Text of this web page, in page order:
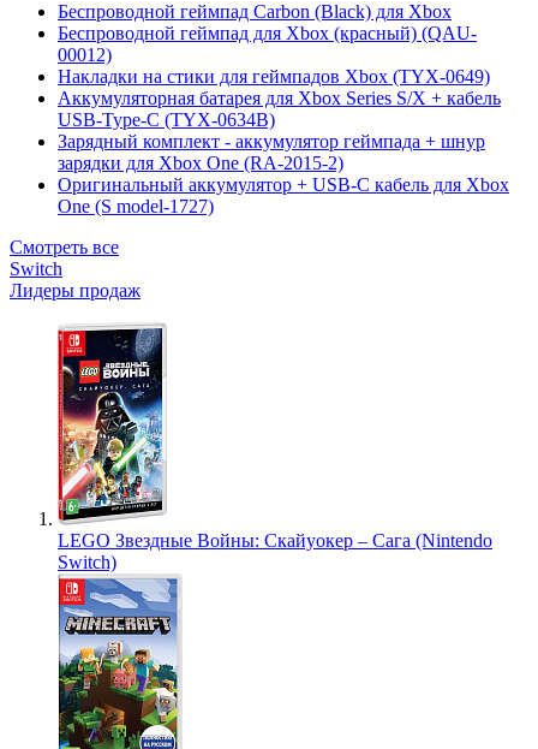
Беспроводной геймпад Carbon (Black) для Xbox
Беспроводной геймпад для Xbox (красный) (QAU-
00012)
Накладки на стики для геймпадов Xbox (TYX-0649)
Аккумуляторная батарея для Xbox Series S/X + кабель
USB-Type-C (TYX-0634B)
Зарядный комплект - аккумулятор геймпада + шнур
зарядки для Xbox One (RA-2015-2)
Оригинальный аккумулятор + USB-C кабель для Xbox
One (S model-1727)
Смотреть все
Switch
Лидеры продаж
LEGO Звездные Войны: Скайуокер – Сага (Nintendo
Switch)